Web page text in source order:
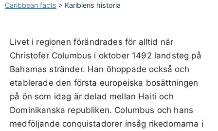
Caribbean facts > Karibiens historia
Livet i regionen förändrades för alltid när
Christofer Columbus i oktober 1492 landsteg på
Bahamas stränder. Han öhoppade också och
etablerade den första europeiska bosättningen
på ön som idag är delad mellan Haiti och
Dominikanska republiken. Columbus och hans
medföljande conquistadorer insåg rikedomarna i